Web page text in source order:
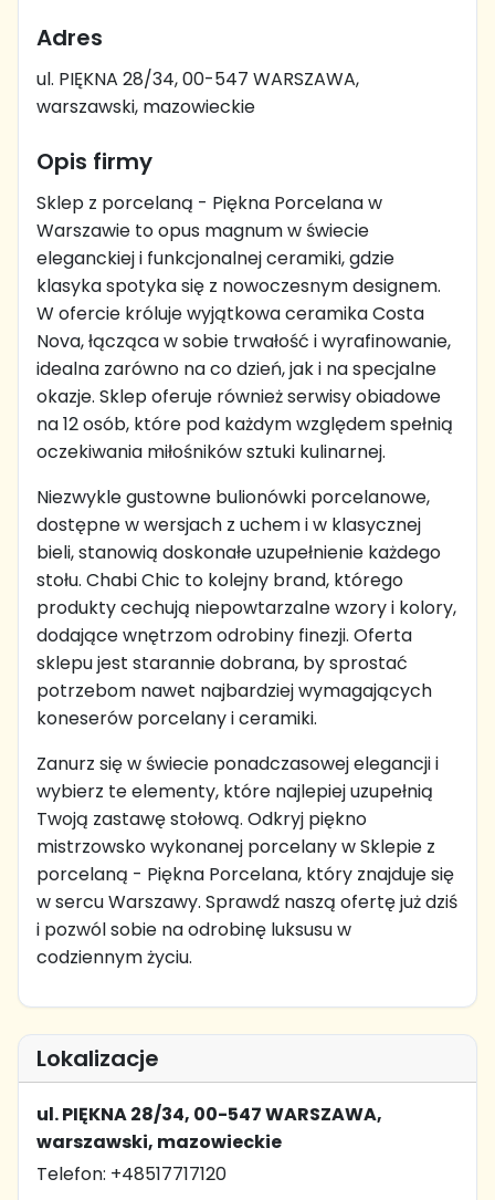
Adres
ul. PIĘKNA 28/34, 00-547 WARSZAWA,
warszawski, mazowieckie
Opis firmy
Sklep z porcelaną - Piękna Porcelana w
Warszawie to opus magnum w świecie
eleganckiej i funkcjonalnej ceramiki, gdzie
klasyka spotyka się z nowoczesnym designem.
W ofercie króluje wyjątkowa ceramika Costa
Nova, łącząca w sobie trwałość i wyrafinowanie,
idealna zarówno na co dzień, jak i na specjalne
okazje. Sklep oferuje również serwisy obiadowe
na 12 osób, które pod każdym względem spełnią
oczekiwania miłośników sztuki kulinarnej.
Niezwykle gustowne bulionówki porcelanowe,
dostępne w wersjach z uchem i w klasycznej
bieli, stanowią doskonałe uzupełnienie każdego
stołu. Chabi Chic to kolejny brand, którego
produkty cechują niepowtarzalne wzory i kolory,
dodające wnętrzom odrobiny finezji. Oferta
sklepu jest starannie dobrana, by sprostać
potrzebom nawet najbardziej wymagających
koneserów porcelany i ceramiki.
Zanurz się w świecie ponadczasowej elegancji i
wybierz te elementy, które najlepiej uzupełnią
Twoją zastawę stołową. Odkryj piękno
mistrzowsko wykonanej porcelany w Sklepie z
porcelaną - Piękna Porcelana, który znajduje się
w sercu Warszawy. Sprawdź naszą ofertę już dziś
i pozwól sobie na odrobinę luksusu w
codziennym życiu.
Lokalizacje
ul. PIĘKNA 28/34, 00-547 WARSZAWA,
warszawski, mazowieckie
Telefon: +48517717120